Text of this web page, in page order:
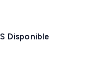
Disponible